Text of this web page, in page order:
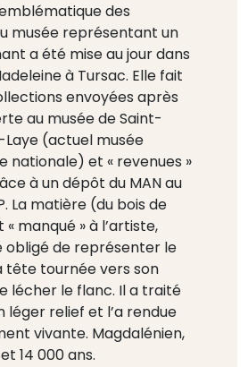
des
musée représentant un
a été mise au jour dans
à Tursac. Elle fait
envoyées après
au musée de Saint-
(actuel musée
nationale) et « revenues »
à un dépôt du MAN au
La matière (du bois de
manqué » à l’artiste,
obligé de représenter le
tête tournée vers son
lécher le flanc. Il a traité
relief et l’a rendue
vivante. Magdalénien,
14 000 ans.